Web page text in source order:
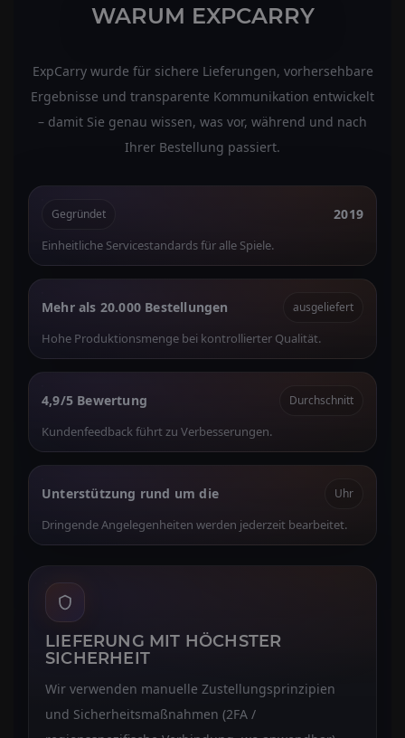
WARUM EXPCARRY
ExpCarry wurde für sichere Lieferungen, vorhersehbare
Ergebnisse und transparente Kommunikation entwickelt
– damit Sie genau wissen, was vor, während und nach
Ihrer Bestellung passiert.
Gegründet 2019
Einheitliche Servicestandards für alle Spiele.
Mehr als 20.000 Bestellungen ausgeliefert
Hohe Produktionsmenge bei kontrollierter Qualität.
4,9/5 Bewertung Durchschnitt
Kundenfeedback führt zu Verbesserungen.
Unterstützung rund um die Uhr
Dringende Angelegenheiten werden jederzeit bearbeitet.
LIEFERUNG MIT HÖCHSTER
SICHERHEIT
Wir verwenden manuelle Zustellungsprinzipien
und Sicherheitsmaßnahmen (2FA /